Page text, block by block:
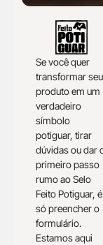
Se você quer
transformar seu
produto em um
verdadeiro
símbolo
potiguar, tirar
dúvidas ou dar
primeiro passo
rumo ao Selo
Feito Potiguar, é
só preencher o
formulário.
Estamos aqui